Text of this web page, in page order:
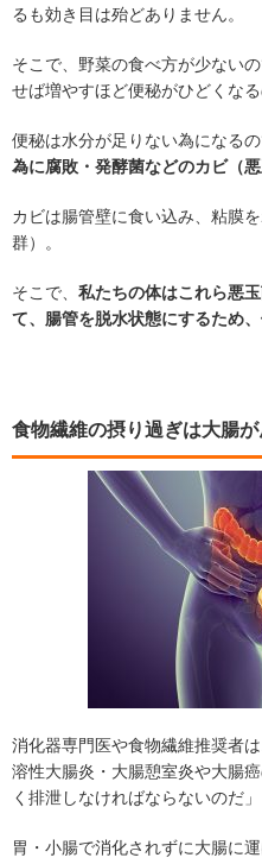
るも効き目は殆どありません。
そこで、野菜の食べ方が少ない
せば増やすほど便秘がひどくなる
便秘は水分が足りない為になるの
為に腐敗・発酵菌などのカビ（
カビは腸管壁に食い込み、粘膜
群）。
そこで、 私たちの体はこれら悪
て、腸管を脱水状態にするため、
食物繊維の摂り過ぎは大腸
消化器専門医や食物繊維推奨者
溶性大腸炎・大腸憩室炎や大腸
く排泄しなければならないのだ
胃・小腸で消化されずに大腸に